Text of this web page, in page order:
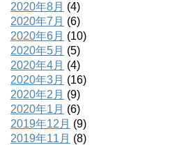
2020年8月 (4)
2020年7月 (6)
2020年6月 (10)
2020年5月 (5)
2020年4月 (4)
2020年3月 (16)
2020年2月 (9)
2020年1月 (6)
2019年12月 (9)
2019年11月 (8)